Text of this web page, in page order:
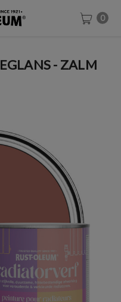
0
- ZALM